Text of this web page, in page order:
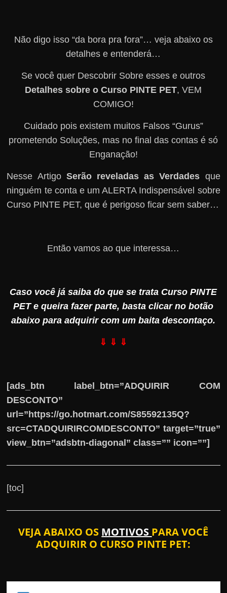
Não digo isso “da bora pra fora”… veja abaixo os
detalhes e entenderá…
Se você quer Descobrir Sobre esses e outros
Detalhes sobre o Curso PINTE PET, VEM
COMIGO!
Cuidado pois existem muitos Falsos “Gurus”
prometendo Soluções, mas no final das contas é só
Enganação!
Nesse Artigo Serão reveladas as Verdades que
ninguém te conta e um ALERTA Indispensável sobre
Curso PINTE PET, que é perigoso ficar sem saber…
Então vamos ao que interessa…
Caso você já saiba do que se trata Curso PINTE
PET e queira fazer parte, basta clicar no botão
abaixo para adquirir com um baita descontaço.
⇓ ⇓ ⇓
[ads_btn label_btn=”ADQUIRIR COM
DESCONTO”
url=”https://go.hotmart.com/S85592135Q?
src=CTADQUIRIRCOMDESCONTO” target=”true”
view_btn=”adsbtn-diagonal” class=”” icon=””]
[toc]
VEJA ABAIXO OS MOTIVOS PARA VOCÊ
ADQUIRIR O CURSO PINTE PET: